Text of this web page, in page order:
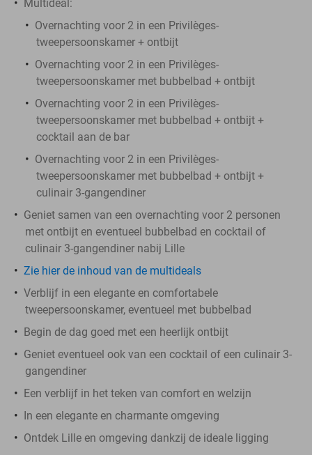
Multideal:
Overnachting voor 2 in een Privilèges-
tweepersoonskamer + ontbijt
Overnachting voor 2 in een Privilèges-
tweepersoonskamer met bubbelbad + ontbijt
Overnachting voor 2 in een Privilèges-
tweepersoonskamer met bubbelbad + ontbijt +
cocktail aan de bar
Overnachting voor 2 in een Privilèges-
tweepersoonskamer met bubbelbad + ontbijt +
culinair 3-gangendiner
Geniet samen van een overnachting voor 2 personen
met ontbijt en eventueel bubbelbad en cocktail of
culinair 3-gangendiner nabij Lille
Zie hier de inhoud van de multideals
Verblijf in een elegante en comfortabele
tweepersoonskamer, eventueel met bubbelbad
Begin de dag goed met een heerlijk ontbijt
Geniet eventueel ook van een cocktail of een culinair 3-
gangendiner
Een verblijf in het teken van comfort en welzijn
In een elegante en charmante omgeving
Ontdek Lille en omgeving dankzij de ideale ligging